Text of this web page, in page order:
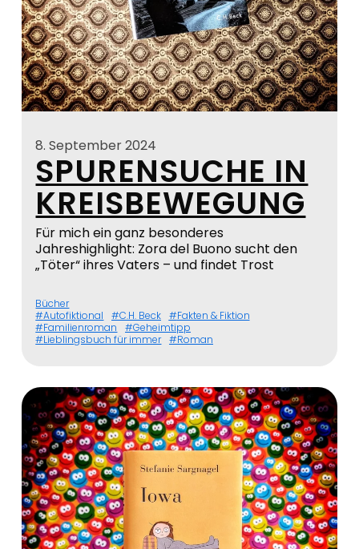
8. September 2024
SPURENSUCHE IN
KREISBEWEGUNG
Für mich ein ganz besonderes
Jahreshighlight: Zora del Buono sucht den
„Töter“ ihres Vaters – und findet Trost
Bücher
Autofiktional
C.H. Beck
Fakten & Fiktion
Familienroman
Geheimtipp
Lieblingsbuch für immer
Roman